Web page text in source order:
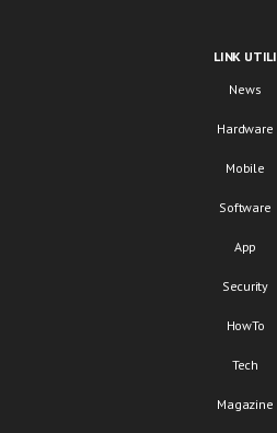
LINK UTILI
News
Hardware
Mobile
Software
App
Security
HowTo
Tech
Magazine